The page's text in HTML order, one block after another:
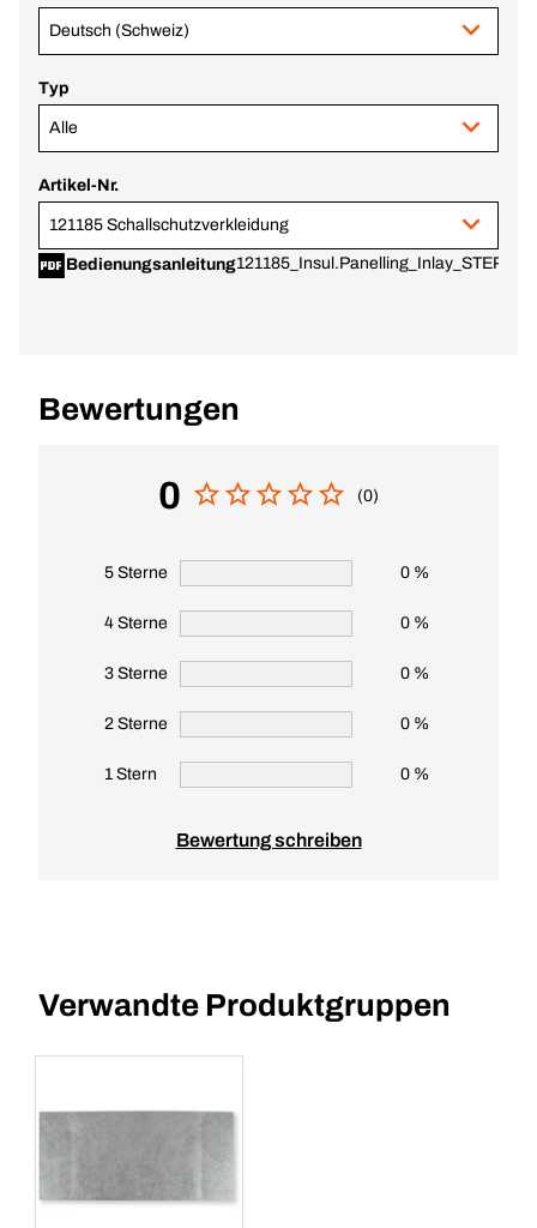
Deutsch (Schweiz)
Typ
Alle
Artikel-Nr.
121185 Schallschutzverkleidung
Bedienungsanleitung121185_Insul.Panelling_Inlay_STEP.pdf
Bewertungen
0 (0)
5 Sterne 0 %
4 Sterne 0 %
3 Sterne 0 %
2 Sterne 0 %
1 Stern 0 %
Bewertung schreiben
Verwandte Produktgruppen